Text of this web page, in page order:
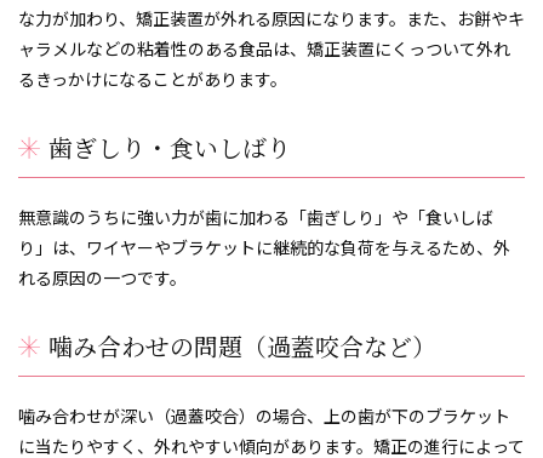
な力が加わり、矯正装置が外れる原因になります。また、お餅やキ
ャラメルなどの粘着性のある食品は、矯正装置にくっついて外れ
るきっかけになることがあります。
歯ぎしり・食いしばり
無意識のうちに強い力が歯に加わる「歯ぎしり」や「食いしば
り」は、ワイヤーやブラケットに継続的な負荷を与えるため、外
れる原因の一つです。
噛み合わせの問題（過蓋咬合など）
噛み合わせが深い（過蓋咬合）の場合、上の歯が下のブラケット
に当たりやすく、外れやすい傾向があります。矯正の進行によって